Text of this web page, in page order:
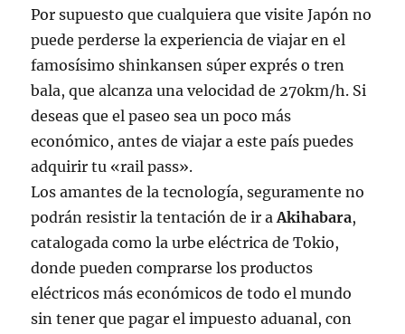
Por supuesto que cualquiera que visite Japón no
puede perderse la experiencia de viajar en el
famosísimo shinkansen súper exprés o tren
bala, que alcanza una velocidad de 270km/h. Si
deseas que el paseo sea un poco más
económico, antes de viajar a este país puedes
adquirir tu «rail pass».
Los amantes de la tecnología, seguramente no
podrán resistir la tentación de ir aAkihabara,
catalogada como la urbe eléctrica de Tokio,
donde pueden comprarse los productos
eléctricos más económicos de todo el mundo
sin tener que pagar el impuesto aduanal, con